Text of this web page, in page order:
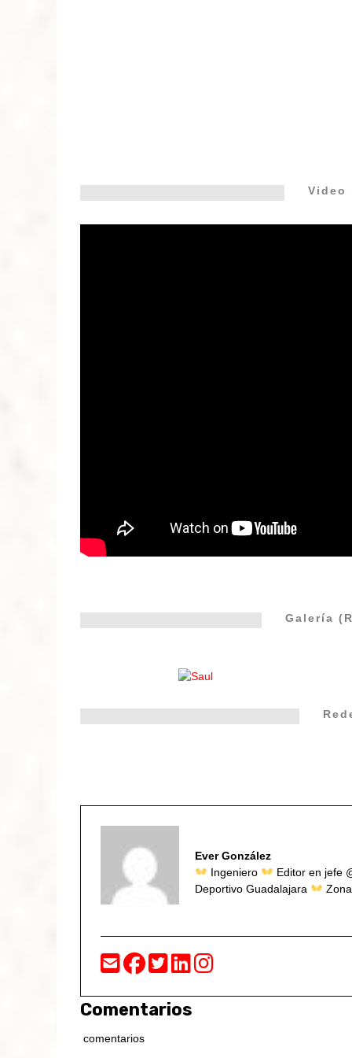
Video
Galería
Ever González
Ingeniero
Editor en jefe
Deportivo Guadalajara
Comentarios
comentarios